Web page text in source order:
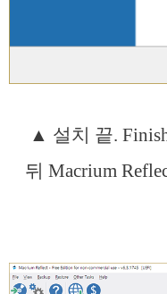
▲ 설치 끝.
뒤 Macrium